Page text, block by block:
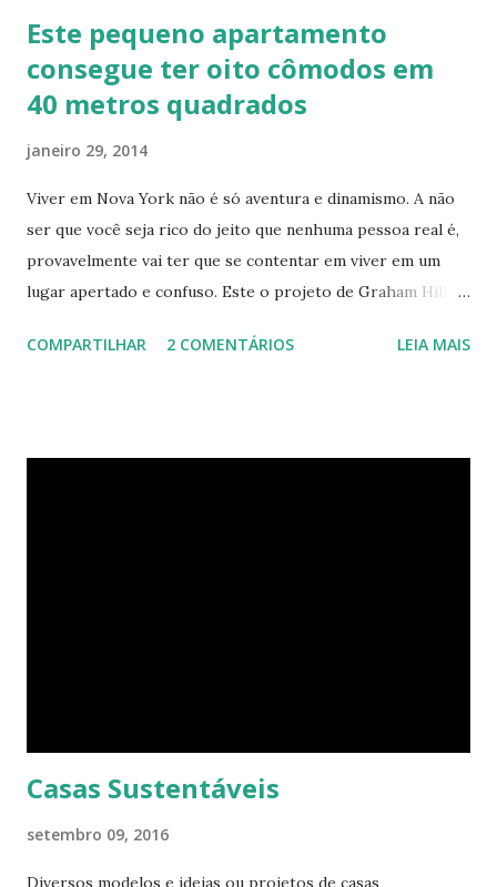
Este pequeno apartamento
consegue ter oito cômodos em
40 metros quadrados
janeiro 29, 2014
Viver em Nova York não é só aventura e dinamismo. A não
ser que você seja rico do jeito que nenhuma pessoa real é,
provavelmente vai ter que se contentar em viver em um
lugar apertado e confuso. Este o projeto de Graham Hill,
o apartamento ideal de Nova York – um com pouco espaço,
c...
COMPARTILHAR 2 COMENTÁRIOS LEIA MAIS
Casas Sustentáveis
setembro 09, 2016